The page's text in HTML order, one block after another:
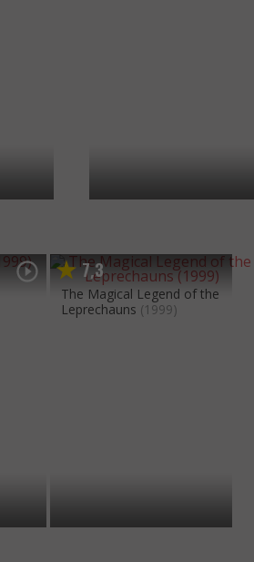
7,3
The Magical Legend of the
Leprechauns (1999)